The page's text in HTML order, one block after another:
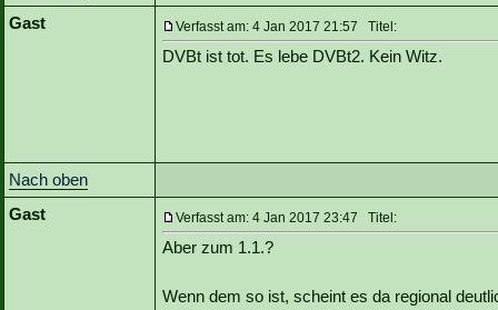
Gast
Verfasst am: 4 Jan 2017 21:57 Titel:
DVBt ist tot. Es lebe DVBt2. Kein Witz.
Nach oben
Gast
Verfasst am: 4 Jan 2017 23:47 Titel:
Aber zum 1.1.?
Wenn dem so ist, scheint es da regional